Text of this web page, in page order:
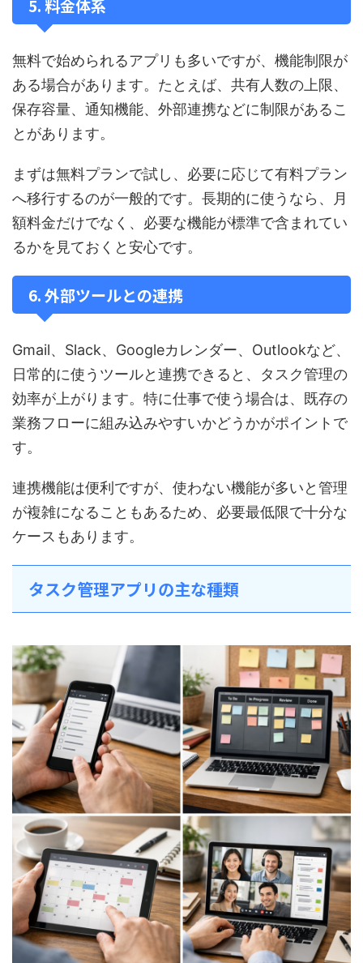
5. 料金体系
無料で始められるアプリも多いですが、機能制限が
ある場合があります。たとえば、共有人数の上限、
保存容量、通知機能、外部連携などに制限があるこ
とがあります。
まずは無料プランで試し、必要に応じて有料プラン
へ移行するのが一般的です。長期的に使うなら、月
額料金だけでなく、必要な機能が標準で含まれてい
るかを見ておくと安心です。
6. 外部ツールとの連携
Gmail、Slack、Googleカレンダー、Outlookなど、
日常的に使うツールと連携できると、タスク管理の
効率が上がります。特に仕事で使う場合は、既存の
業務フローに組み込みやすいかどうかがポイントで
す。
連携機能は便利ですが、使わない機能が多いと管理
が複雑になることもあるため、必要最低限で十分な
ケースもあります。
タスク管理アプリの主な種類